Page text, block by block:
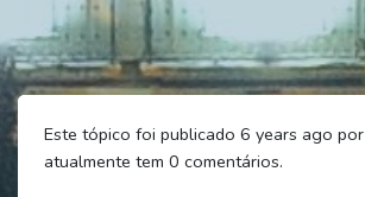
Este tópico foi publicado 6 years ago por
atualmente tem 0 comentários.